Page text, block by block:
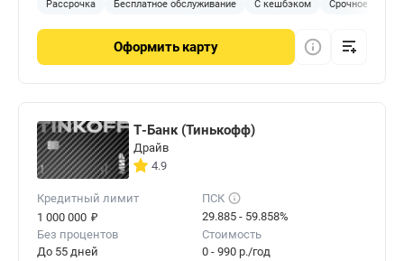
Рассрочка Бесплатное обслуживание С кешбэком Срочное
Оформить карту
Т-Банк (Тинькофф)
Драйв
4.9
Кредитный лимит
1 000 000 ₽
ПСК
29.885 - 59.858%
Без процентов
До 55 дней
Стоимость
0 - 990 р./год